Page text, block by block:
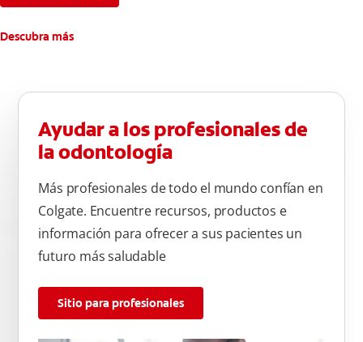
Descubra más
Ayudar a los profesionales de
la odontología
Más profesionales de todo el mundo confían en
Colgate. Encuentre recursos, productos e
información para ofrecer a sus pacientes un
futuro más saludable
Sitio para profesionales